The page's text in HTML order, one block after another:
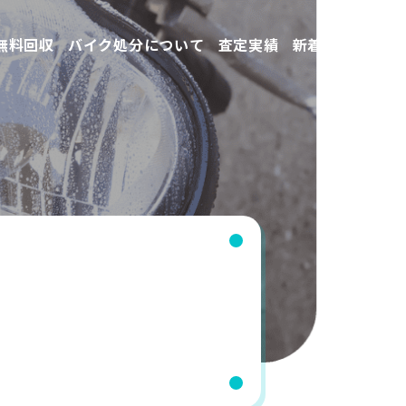
料回収 バイク処分について 査定実績 新着情報